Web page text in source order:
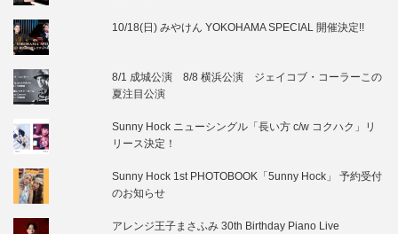
10/18(日) みやけん YOKOHAMA SPECIAL 開催決定!!
8/1 成城公演 8/8 横浜公演 ジェイコブ・コーラーこの
夏注目公演
Sunny Hock ニューシングル「長い方 c/w コクハク」リ
リース決定！
Sunny Hock 1st PHOTOBOOK「5unny Hock」 予約受付
のお知らせ
アレンジ王子まさふみ 30th Birthday Piano Live